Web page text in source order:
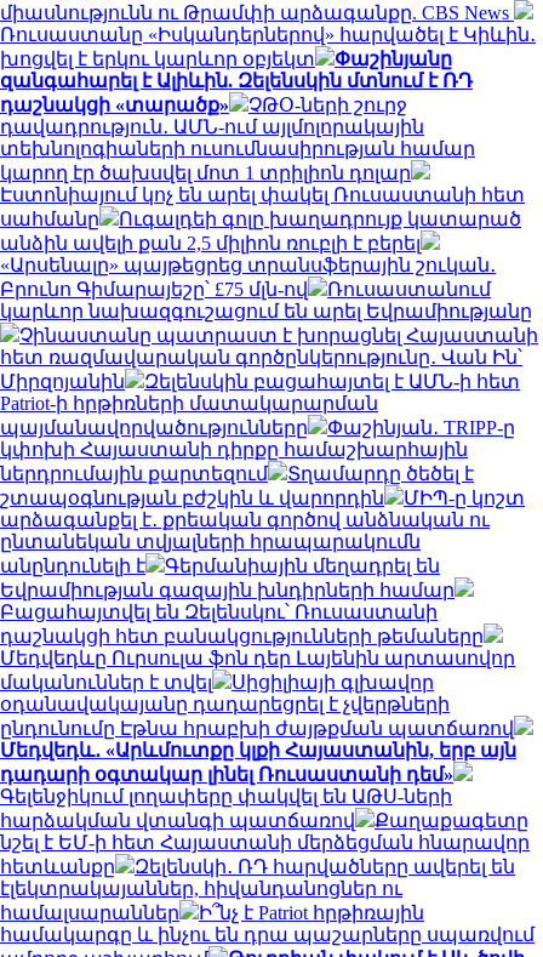
միասնությունն ու Թրամփի արձագանքը. CBS News
Ռուսաստանը «Իսկանդերներով» հարվածել է Կիևին․
խոցվել է երկու կարևոր օբյեկտ
Փաշինյանը
զանգահարել է Ալիևին. Զելենսկին մտնում է ՌԴ
դաշնակցի «տարածք»
ՉԹՕ-ների շուրջ
դավադրություն․ ԱՄՆ-ում այլմոլորակային
տեխնոլոգիաների ուսումնասիրության համար
կարող էր ծախսվել մոտ 1 տրիլիոն դոլար
Էստոնիայում կոչ են արել փակել Ռուսաստանի հետ
սահմանը
Ուգալդեի գոլը խաղադրույք կատարած
անձին ավելի քան 2,5 միլիոն ռուբլի է բերել
«Արսենալը» պայթեցրեց տրանսֆերային շուկան․
Բրունո Գիմարայեշը՝ £75 մլն-ով
Ռուսաստանում
կարևոր նախազգուշացում են արել Եվրամիությանը
Չինաստանը պատրաստ է խորացնել Հայաստանի
հետ ռազմավարական գործընկերությունը․ Վան Ին՝
Միրզոյանին
Զելենսկին բացահայտել է ԱՄՆ-ի հետ
Patriot-ի հրթիռների մատակարարման
պայմանավորվածությունները
Փաշինյան․ TRIPP-ը
կփոխի Հայաստանի դիրքը համաշխարհային
ներդրումային քարտեզում
Տղամարդը ծեծել է
շտապօգնության բժշկին և վարորդին
ՄԻՊ-ը կոշտ
արձագանքել է․ քրեական գործով անձնական ու
ընտանեկան տվյալների հրապարակումն
անընդունելի է
Գերմանիային մեղադրել են
Եվրամիության գազային խնդիրների համար
Բացահայտվել են Զելենսկու՝ Ռուսաստանի
դաշնակցի հետ բանակցությունների թեմաները
Մեդվեդևը Ուրսուլա ֆոն դեր Լայենին արտասովոր
մականուններ է տվել
Սիցիլիայի գլխավոր
օդանավակայանը դադարեցրել է չվերթների
ընդունումը Էթնա հրաբխի ժայթքման պատճառով
Մեդվեդև․ «Արևմուտքը կլքի Հայաստանին, երբ այն
դադարի օգտակար լինել Ռուսաստանի դեմ»
Գելենջիկում լողափերը փակվել են ԱԹՍ-ների
հարձակման վտանգի պատճառով
Քաղաքագետը
նշել է ԵՄ-ի հետ Հայաստանի մերձեցման հնարավոր
հետևանքը
Զելենսկի․ ՌԴ հարվածները ավերել են
էլեկտրակայաններ, հիվանդանոցներ ու
համալսարաններ
Ի՞նչ է Patriot հրթիռային
համակարգը և ինչու են դրա պաշարները սպառվում